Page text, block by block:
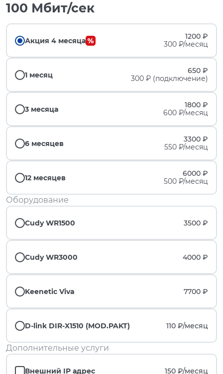
100 Мбит/сек
Акция 4 месяца
1200 ₽
300 ₽/месяц
1 месяц
650 ₽
300 ₽ (подключение)
3 месяца
1800 ₽
600 ₽/месяц
6 месяцев
3300 ₽
550 ₽/месяц
12 месяцев
6000 ₽
500 ₽/месяц
Оборудование
Cudy WR1500 3500 ₽
Cudy WR3000 4000 ₽
Keenetic Viva 7700 ₽
D-link DIR-X1510 (MOD.PAKT) 110 ₽/месяц
Дополнительные услуги
Внешний IP адрес 150 ₽/месяц